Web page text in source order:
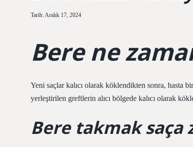
Tarih: Aralık 17, 2024
Bere ne
Yeni saçlar kalıcı olarak köklendikten sonra, hasta
yerleştirilen greftlerin alıcı bölgede kalıcı olarak
Bere takmak saça